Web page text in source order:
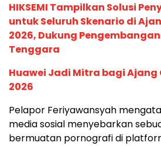
HIKSEMI Tampilkan Solusi
untuk Seluruh Skenario di
2026, Dukung
Tenggara
Huawei Jadi Mitra bagi Ajang
2026
Pelapor Feriyawansyah
media sosial menyebarkan
bermuatan pornografi di